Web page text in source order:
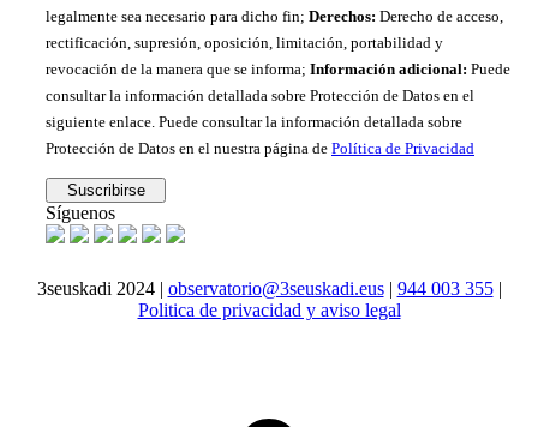
legalmente sea necesario para dicho fin; Derechos: Derecho de acceso,
rectificación, supresión, oposición, limitación, portabilidad y
revocación de la manera que se informa; Información adicional: Puede
consultar la información detallada sobre Protección de Datos en el
siguiente enlace. Puede consultar la información detallada sobre
Protección de Datos en el nuestra página de Política de Privacidad
Síguenos
3seuskadi 2024 | observatorio@3seuskadi.eus| 944 003 355|
Politica de privacidad y aviso legal